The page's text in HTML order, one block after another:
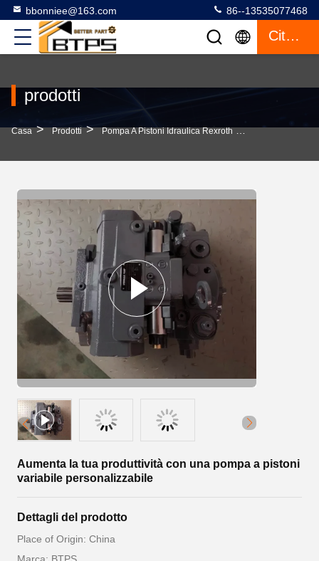
bbonniee@163.com 86--13535077468
Citazione
prodotti
Casa > Prodotti > Pompa A Pistoni Idraulica Rexroth >
Aumenta la tua produttività con una pompa a pistoni
variabile personalizzabile
Dettagli del prodotto
Place of Origin: China